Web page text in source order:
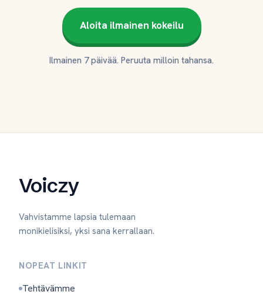
Aloita ilmainen kokeilu
Ilmainen 7 päivää. Peruuta milloin tahansa.
Voiczy
Vahvistamme lapsia tulemaan
monikielisiksi, yksi sana kerrallaan.
NOPEAT LINKIT
Tehtävämme